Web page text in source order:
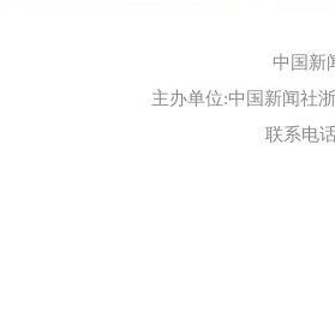
中国新
主办单位:中国新闻社
联系电